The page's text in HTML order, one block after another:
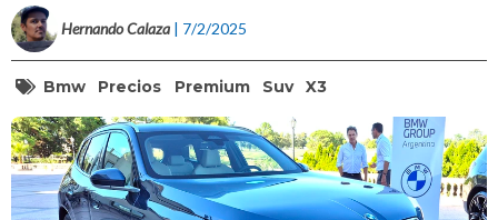
Hernando Calaza | 7/2/2025
Bmw Precios Premium Suv X3